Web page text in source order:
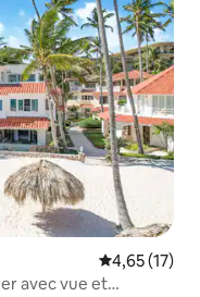
Évaluation
4,65 (17)
avec vue et